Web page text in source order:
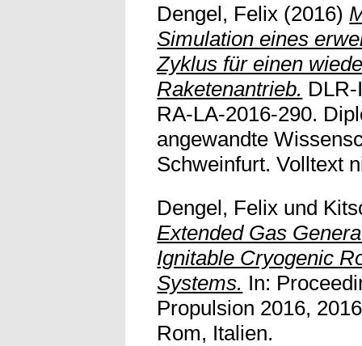
Dengel, Felix (2016)
Simulation eines
Zyklus für einen
Raketenantrieb.
RA-LA-2016-290.
angewandte
Schweinfurt. Volltext
Dengel, Felix und
Extended Gas
Ignitable Cryogenic
Systems. In:
Propulsion 2016,
Rom, Italien.